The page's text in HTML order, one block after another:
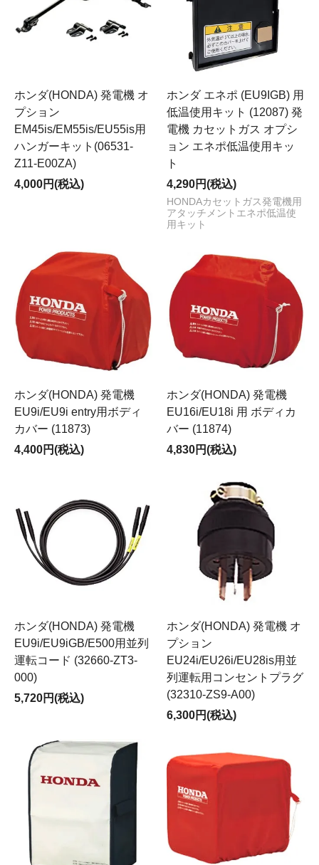
ホンダ(HONDA) 発電機 オ
プション
EM45is/EM55is/EU55is用
ハンガーキット(06531-
Z11-E00ZA)
4,000円(税込)
ホンダ エネポ (EU9IGB) 用
低温使用キット (12087) 発
電機 カセットガス オプシ
ョン エネポ低温使用キッ
ト
4,290円(税込)
HONDAカセットガス発電機用
アタッチメントエネポ低温使
用キット
ホンダ(HONDA) 発電機
EU9i/EU9i entry用ボディ
カバー (11873)
4,400円(税込)
ホンダ(HONDA) 発電機
EU16i/EU18i 用 ボディカ
バー (11874)
4,830円(税込)
ホンダ(HONDA) 発電機
EU9i/EU9iGB/E500用並列
運転コード (32660-ZT3-
000)
5,720円(税込)
ホンダ(HONDA) 発電機 オ
プション
EU24i/EU26i/EU28is用並
列運転用コンセントプラグ
(32310-ZS9-A00)
6,300円(税込)